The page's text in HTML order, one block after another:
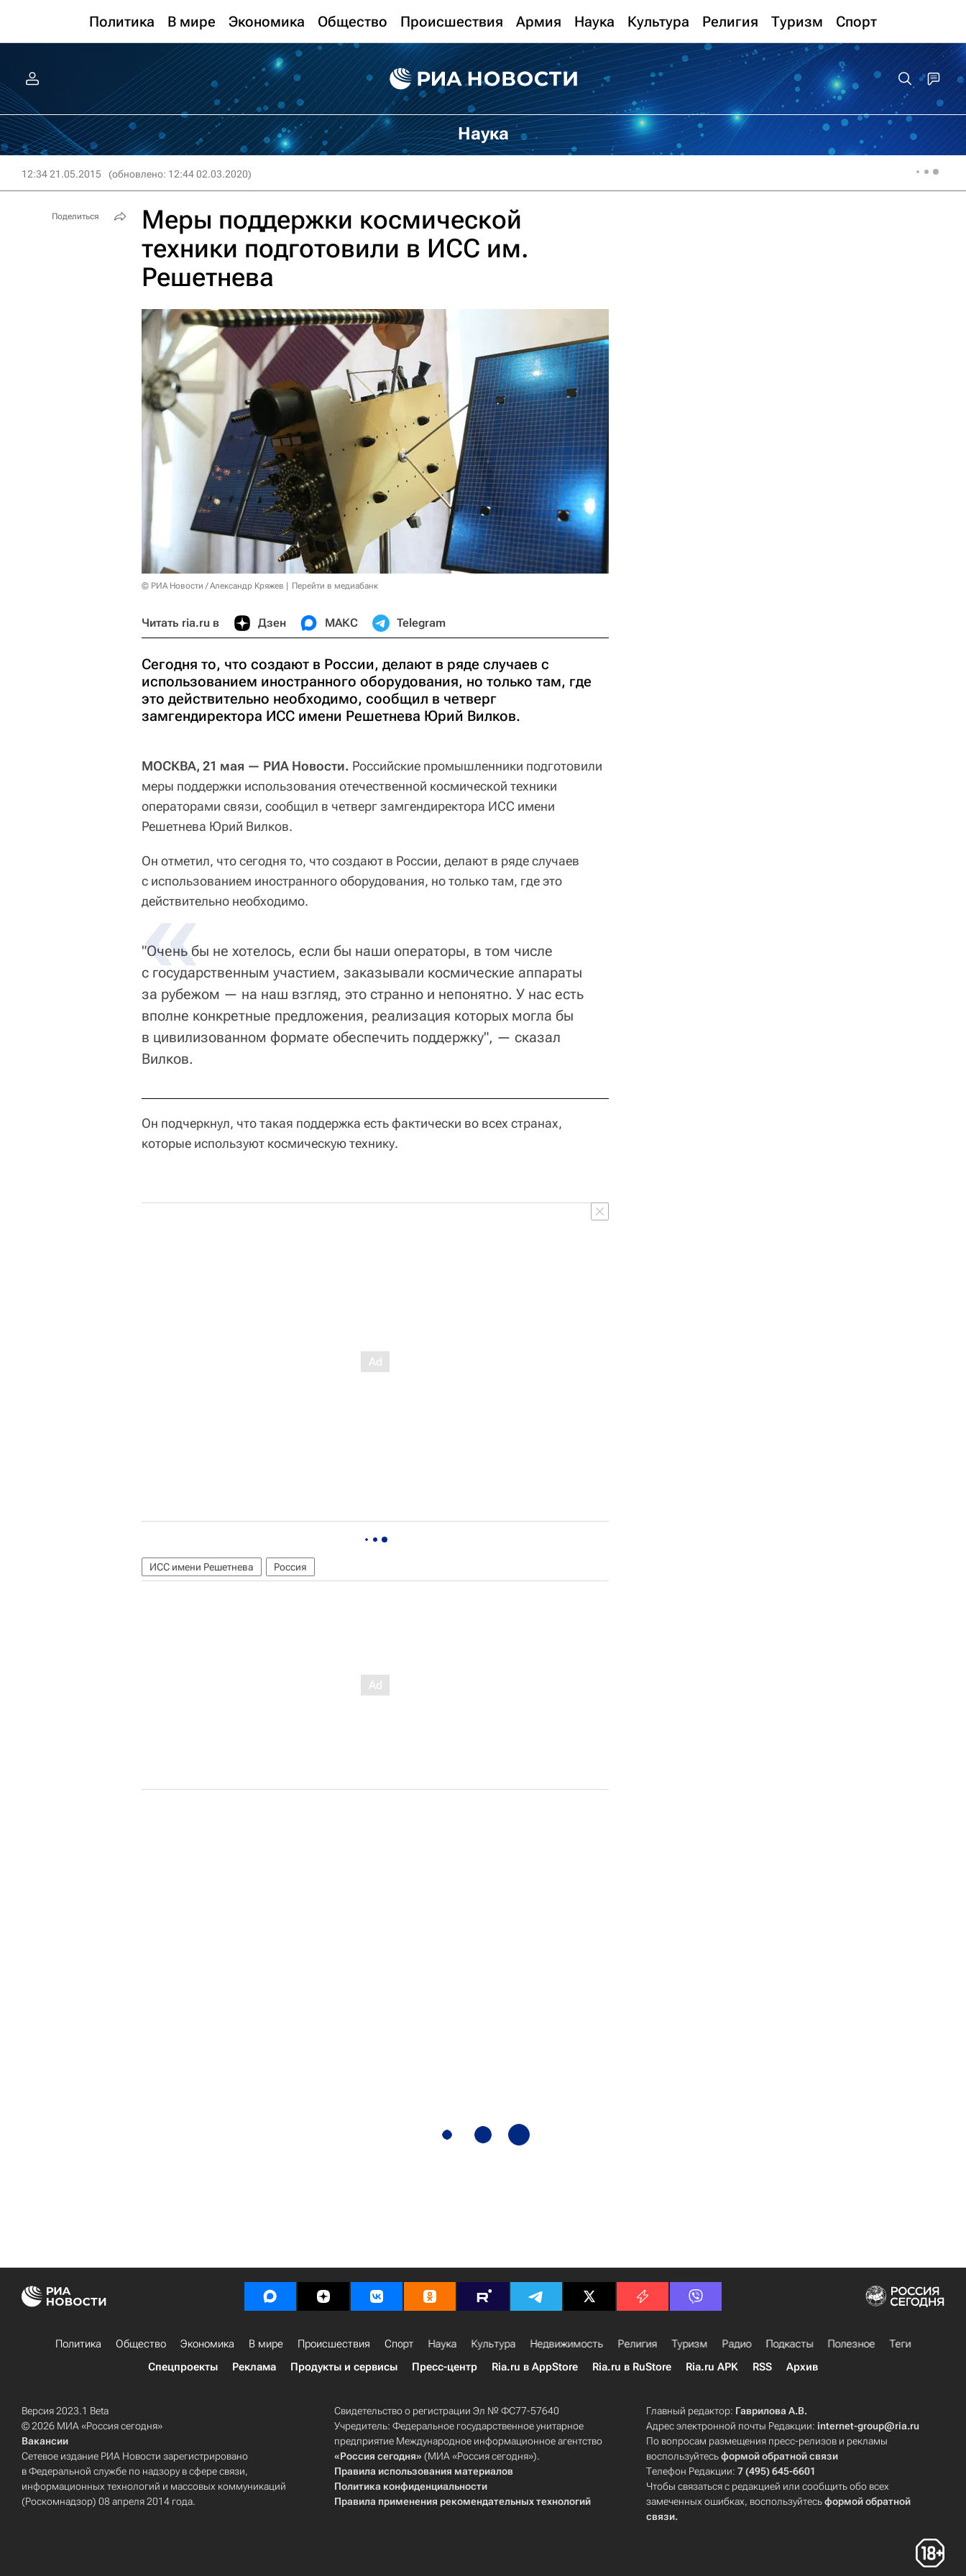
Политика В мире Экономика Общество Происшествия Армия Наука Культура Религия Туризм Спорт
Наука
12:34 21.05.2015 (обновлено: 12:44 02.03.2020)
Меры поддержки космической
техники подготовили в ИСС им.
Решетнева
© РИА Новости / Александр Кряжев Перейти в медиабанк
Читать ria.ru в Дзен МАКС Telegram
Сегодня то, что создают в России, делают в ряде случаев с
использованием иностранного оборудования, но только там, где
это действительно необходимо, сообщил в четверг
замгендиректора ИСС имени Решетнева Юрий Вилков.
МОСКВА, 21 мая — РИА Новости. Российские промышленники подготовили
меры поддержки использования отечественной космической техники
операторами связи, сообщил в четверг замгендиректора ИСС имени
Решетнева Юрий Вилков.
Он отметил, что сегодня то, что создают в России, делают в ряде случаев
с использованием иностранного оборудования, но только там, где это
действительно необходимо.
"Очень бы не хотелось, если бы наши операторы, в том числе
с государственным участием, заказывали космические аппараты
за рубежом — на наш взгляд, это странно и непонятно. У нас есть
вполне конкретные предложения, реализация которых могла бы
в цивилизованном формате обеспечить поддержку", — сказал
Вилков.
Он подчеркнул, что такая поддержка есть фактически во всех странах,
которые используют космическую технику.
ИСС имени Решетнева Россия
Поделиться
Политика Общество Экономика В мире Происшествия Спорт Наука Культура Недвижимость Религия Туризм Радио Подкасты Полезное
Теги
Спецпроекты
Реклама Продукты и сервисы Пресс-центр Ria.ru в AppStore Ria.ru в RuStore Ria.ru APK RSS Архив
Версия 2023.1 Beta
© 2026 МИА «Россия сегодня»
Вакансии
Сетевое издание РИА Новости зарегистрировано
в Федеральной службе по надзору в сфере связи,
информационных технологий и массовых коммуникаций
(Роскомнадзор) 08 апреля 2014 года.
Свидетельство о регистрации Эл № ФС77-57640
Учредитель: Федеральное государственное унитарное
предприятие Международное информационное агентство
«Россия сегодня» (МИА «Россия сегодня»).
Правила использования материалов
Политика конфиденциальности
Правила применения рекомендательных технологий
Главный редактор: Гаврилова А.В.
Адрес электронной почты Редакции:internet-group@ria.ru
По вопросам размещения пресс-релизов и рекламы
воспользуйтесьформой обратной связи
Телефон Редакции:7 (495) 645-6601
Чтобы связаться с редакцией или сообщить обо всех
замеченных ошибках, воспользуйтесьформой обратной
связи.